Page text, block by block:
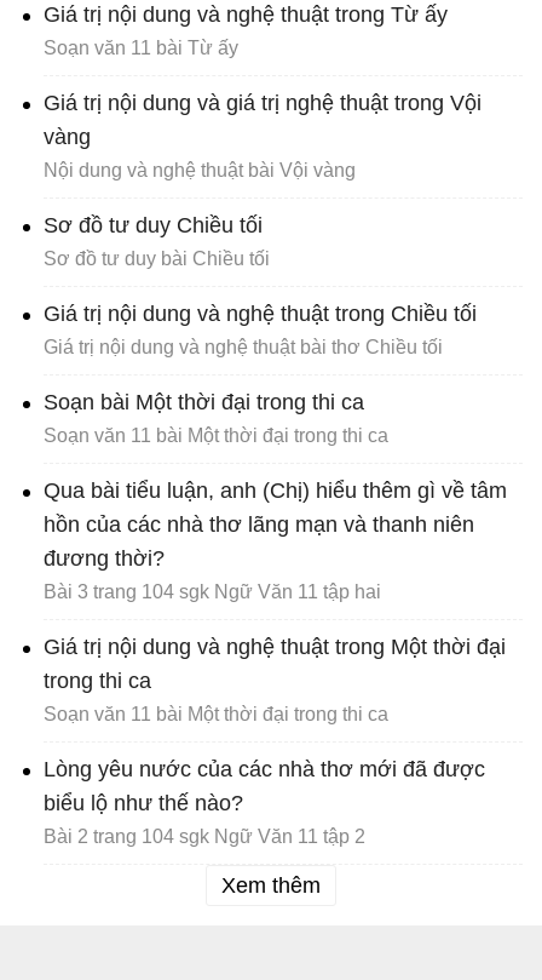
Giá trị nội dung và nghệ thuật trong Từ ấy
Soạn văn 11 bài Từ ấy
Giá trị nội dung và giá trị nghệ thuật trong Vội
vàng
Nội dung và nghệ thuật bài Vội vàng
Sơ đồ tư duy Chiều tối
Sơ đồ tư duy bài Chiều tối
Giá trị nội dung và nghệ thuật trong Chiều tối
Giá trị nội dung và nghệ thuật bài thơ Chiều tối
Soạn bài Một thời đại trong thi ca
Soạn văn 11 bài Một thời đại trong thi ca
Qua bài tiểu luận, anh (Chị) hiểu thêm gì về tâm
hồn của các nhà thơ lãng mạn và thanh niên
đương thời?
Bài 3 trang 104 sgk Ngữ Văn 11 tập hai
Giá trị nội dung và nghệ thuật trong Một thời đại
trong thi ca
Soạn văn 11 bài Một thời đại trong thi ca
Lòng yêu nước của các nhà thơ mới đã được
biểu lộ như thế nào?
Bài 2 trang 104 sgk Ngữ Văn 11 tập 2
Xem thêm